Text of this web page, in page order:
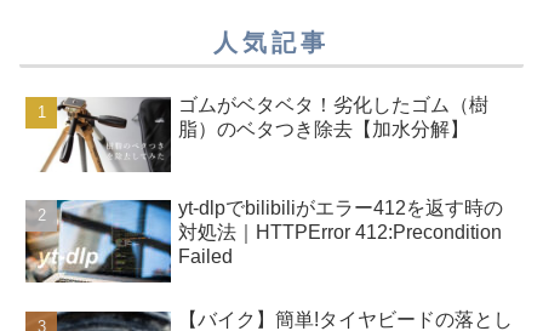
人気記事
ゴムがベタベタ！劣化したゴム（樹
脂）のベタつき除去【加水分解】
yt-dlpでbilibiliがエラー412を返す時の
対処法｜HTTPError 412:Precondition
Failed
【バイク】簡単!タイヤビードの落とし